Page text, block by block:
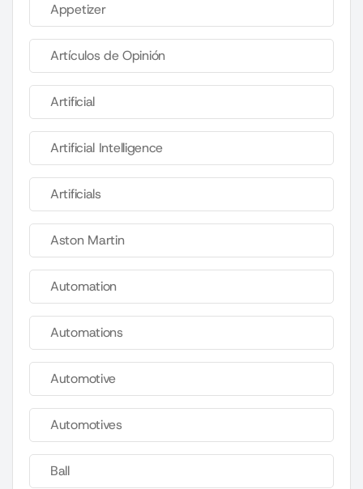
Appetizer
Artículos de Opinión
Artificial
Artificial Intelligence
Artificials
Aston Martin
Automation
Automations
Automotive
Automotives
Ball